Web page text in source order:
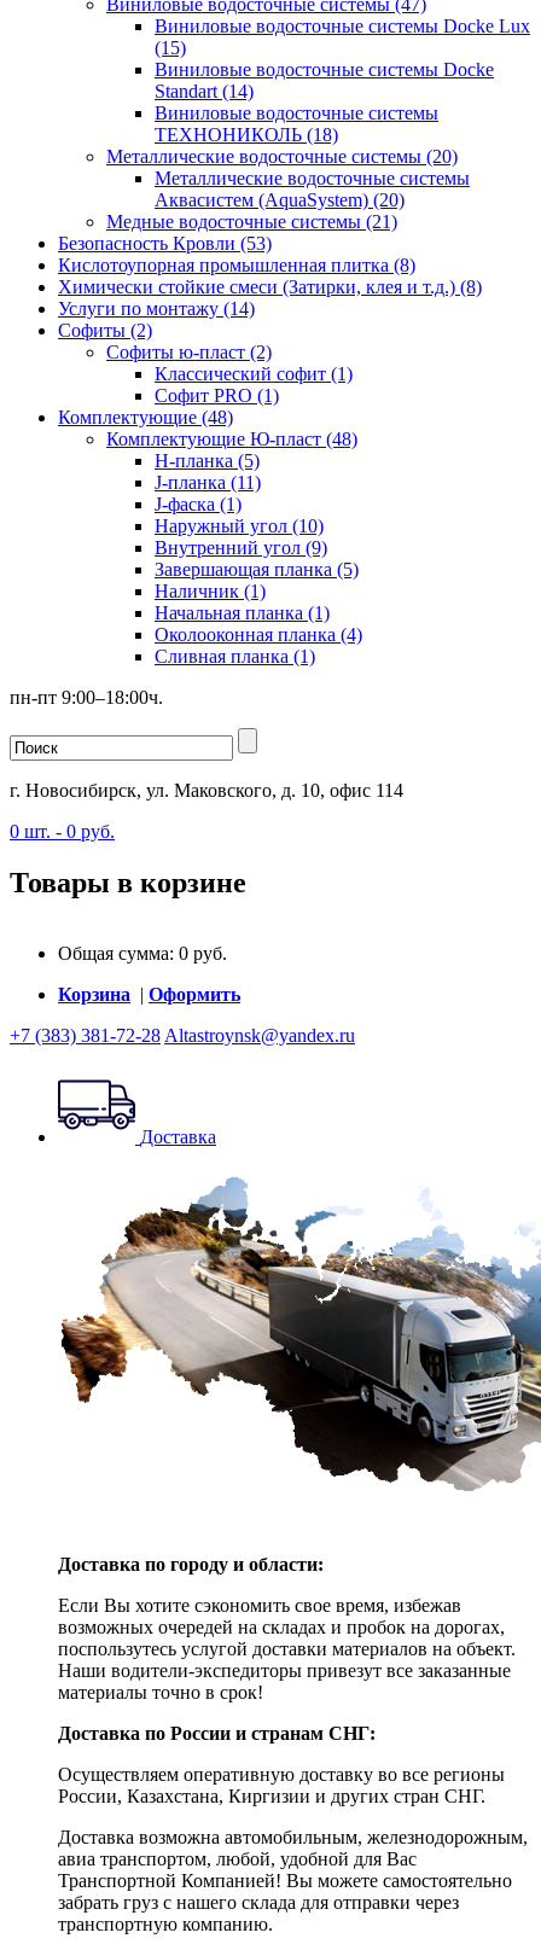
Виниловые водосточные системы (47)
Виниловые водосточные системы Docke Lux
(15)
Виниловые водосточные системы Docke
Standart (14)
Виниловые водосточные системы
ТЕХНОНИКОЛЬ (18)
Металлические водосточные системы (20)
Металлические водосточные системы
Аквасистем (AquaSystem) (20)
Медные водосточные системы (21)
Безопасность Кровли (53)
Кислотоупорная промышленная плитка (8)
Химически стойкие смеси (Затирки, клея и т.д.) (8)
Услуги по монтажу (14)
Софиты (2)
Софиты ю-пласт (2)
Классический софит (1)
Софит PRO (1)
Комплектующие (48)
Комплектующие Ю-пласт (48)
H-планка (5)
J-планка (11)
J-фаска (1)
Наружный угол (10)
Внутренний угол (9)
Завершающая планка (5)
Наличник (1)
Начальная планка (1)
Околооконная планка (4)
Сливная планка (1)
пн-пт 9:00–18:00ч.
г. Новосибирск, ул. Маковского, д. 10, офис 114
0 шт. - 0 руб.
Товары в корзине
Общая сумма: 0 руб.
Корзина | Оформить
+7 (383) 381-72-28 Altastroynsk@yandex.ru
Доставка
Доставка по городу и области:
Если Вы хотите сэкономить свое время, избежав
возможных очередей на складах и пробок на дорогах,
поспользутесь услугой доставки материалов на объект.
Наши водители-экспедиторы привезут все заказанные
материалы точно в срок!
Доставка по России и странам СНГ:
Осуществляем оперативную доставку во все регионы
России, Казахстана, Киргизии и других стран СНГ.
Доставка возможна автомобильным, железнодорожным,
авиа транспортом, любой, удобной для Вас
Транспортной Компанией! Вы можете самостоятельно
забрать груз с нашего склада для отправки через
транспортную компанию.